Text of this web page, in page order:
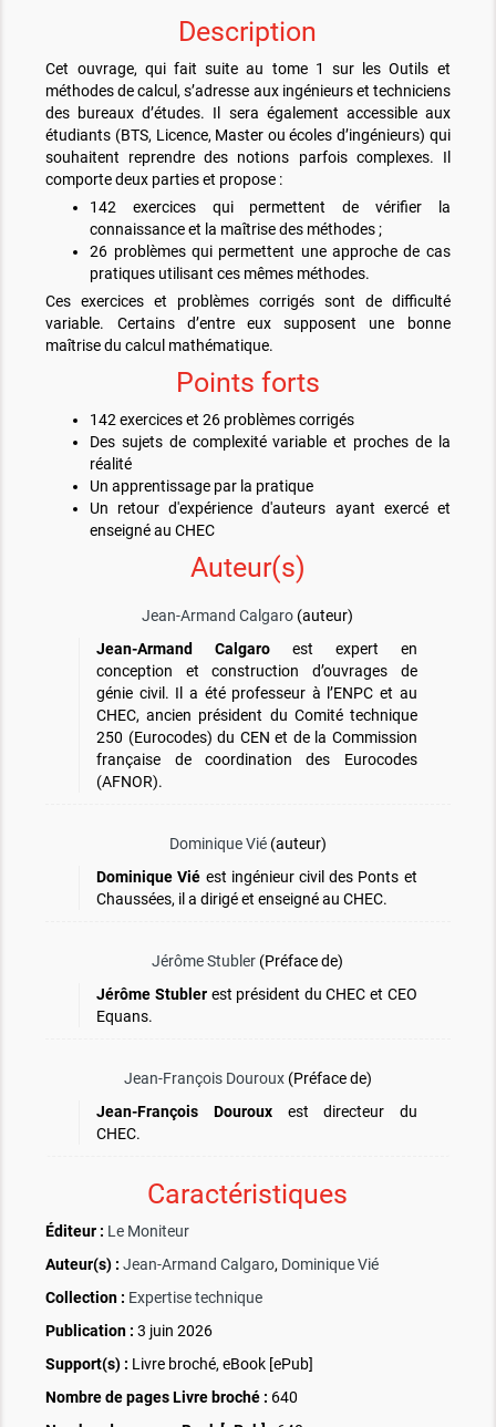
Description
Cet ouvrage, qui fait suite au tome 1 sur les Outils et
méthodes de calcul, s’adresse aux ingénieurs et techniciens
des bureaux d’études. Il sera également accessible aux
étudiants (BTS, Licence, Master ou écoles d’ingénieurs) qui
souhaitent reprendre des notions parfois complexes. Il
comporte deux parties et propose :
142 exercices qui permettent de vérifier la
connaissance et la maîtrise des méthodes ;
26 problèmes qui permettent une approche de cas
pratiques utilisant ces mêmes méthodes.
Ces exercices et problèmes corrigés sont de difficulté
variable. Certains d’entre eux supposent une bonne
maîtrise du calcul mathématique.
Points forts
142 exercices et 26 problèmes corrigés
Des sujets de complexité variable et proches de la
réalité
Un apprentissage par la pratique
Un retour d'expérience d'auteurs ayant exercé et
enseigné au CHEC
Auteur(s)
Jean-Armand Calgaro (auteur)
Jean-Armand Calgaro est expert en
conception et construction d’ouvrages de
génie civil. Il a été professeur à l’ENPC et au
CHEC, ancien président du Comité technique
250 (Eurocodes) du CEN et de la Commission
française de coordination des Eurocodes
(AFNOR).
Dominique Vié(auteur)
Dominique Vié est ingénieur civil des Ponts et
Chaussées, il a dirigé et enseigné au CHEC.
Jérôme Stubler (Préface de)
Jérôme Stubler est président du CHEC et CEO
Equans.
Jean-François Douroux(Préface de)
Jean-François Dourouxest directeur du
CHEC.
Caractéristiques
Éditeur : Le Moniteur
Auteur(s) : Jean-Armand Calgaro, Dominique Vié
Collection : Expertise technique
Publication : 3 juin 2026
Support(s) : Livre broché, eBook [ePub]
Nombre de pages Livre broché : 640